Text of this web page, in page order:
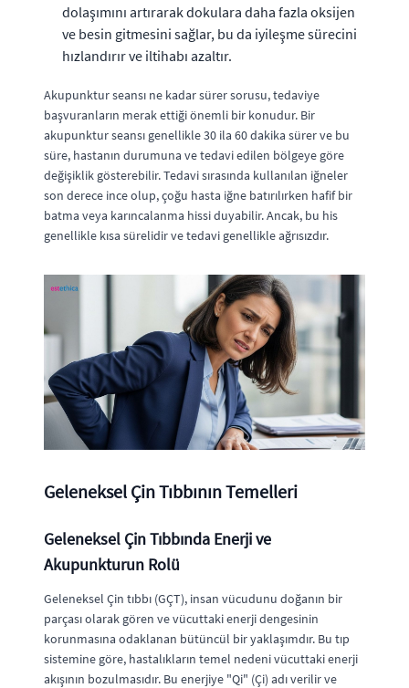
dolaşımını artırarak dokulara daha fazla oksijen
ve besin gitmesini sağlar, bu da iyileşme sürecini
hızlandırır ve iltihabı azaltır.
Akupunktur seansı ne kadar sürer sorusu, tedaviye
başvuranların merak ettiği önemli bir konudur. Bir
akupunktur seansı genellikle 30 ila 60 dakika sürer ve bu
süre, hastanın durumuna ve tedavi edilen bölgeye göre
değişiklik gösterebilir. Tedavi sırasında kullanılan iğneler
son derece ince olup, çoğu hasta iğne batırılırken hafif bir
batma veya karıncalanma hissi duyabilir. Ancak, bu his
genellikle kısa sürelidir ve tedavi genellikle ağrısızdır.
Geleneksel Çin Tıbbının Temelleri
Geleneksel Çin Tıbbında Enerji ve
Akupunkturun Rolü
Geleneksel Çin tıbbı (GÇT), insan vücudunu doğanın bir
parçası olarak gören ve vücuttaki enerji dengesinin
korunmasına odaklanan bütüncül bir yaklaşımdır. Bu tıp
sistemine göre, hastalıkların temel nedeni vücuttaki enerji
akışının bozulmasıdır. Bu enerjiye "Qi" (Çi) adı verilir ve